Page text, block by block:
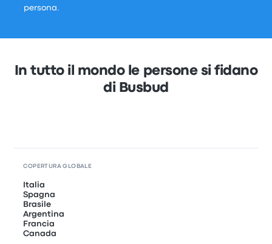
persona.
In tutto il mondo le persone si fidano
di Busbud
COPERTURA GLOBALE
Italia
Spagna
Brasile
Argentina
Francia
Canada